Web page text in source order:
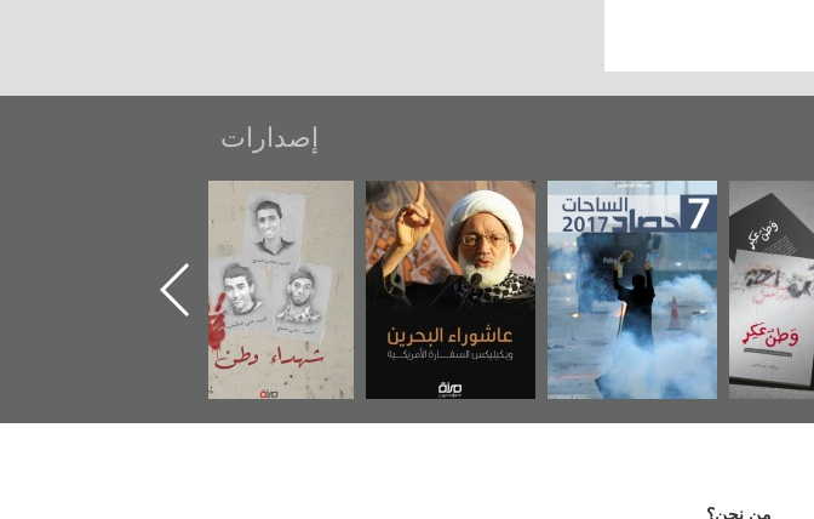
إصدارات
عاشوراء البحرين...
ويكيليكس السفارة
الأمريكية
شهداء وطن
«جَوْ»: رواية
المعتقل جهاد
من نحن؟